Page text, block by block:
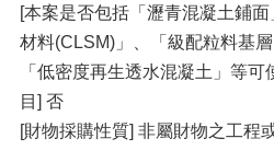
[本案是否包括「瀝青混凝土鋪
材料(CLSM)」、「級配粒料基
「低密度再生透水混凝土」等
目] 否
[財物採購性質] 非屬財物之工程